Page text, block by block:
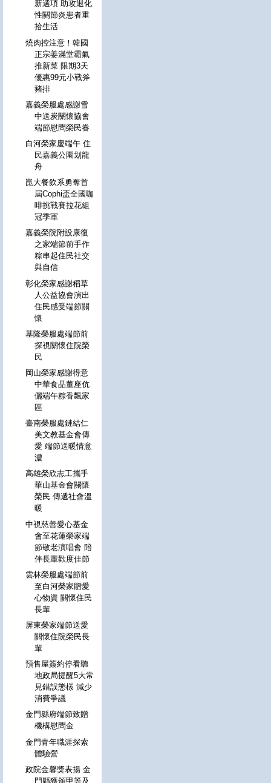
新選項 助攻退化
性關節炎患者重
拾生活
燒肉控注意！韓國
正宗姜滿堂霸氣
推新菜 限期3天
優惠99元小戰斧
豬排
嘉義榮服處感謝雪
中送炭關懷協會
端節慰問榮民眷
白河榮家慶端午 住
民嘉義公園划龍
舟
崑大餐飲系勇奪首
屆Cophi盃全國咖
啡挑戰賽拉花組
冠季軍
嘉義榮院附設康復
之家端節前手作
粽串起住民社交
與自信
彰化榮家感謝稻草
人公益協會演出
住民感受端節關
懷
基隆榮服處端節前
探視關懷住院榮
民
岡山榮家感謝得意
中華食品董座伉
儷端午粽香飄家
區
臺南榮服處鏈結仁
美文教基金會傳
愛 端節送暖情意
濃
高雄榮欣志工攜手
華山基金會關懷
榮民 傳遞社會溫
暖
中視慈善愛心基金
會至花蓮榮家端
節敬老演唱會 陪
伴長輩歡度佳節
雲林榮服處端節前
至白河榮家贈愛
心物資 關懷住民
長輩
屏東榮家端節送愛
關懷住院榮民長
輩
預售屋簽約停看聽
地政局提醒5大常
見錯誤態樣 減少
消費爭議
金門縣府端節致贈
機構慰問金
金門青年職涯探索
體驗營
政院金馨獎表揚 金
門縣獲頒甲等及